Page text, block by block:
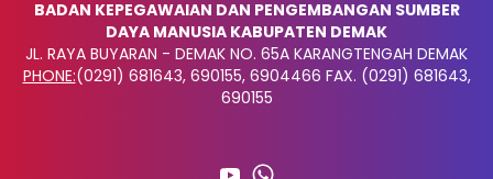
BADAN KEPEGAWAIAN DAN PENGEMBANGAN SUMBER
DAYA MANUSIA KABUPATEN DEMAK
JL. RAYA BUYARAN - DEMAK NO. 65A KARANGTENGAH DEMAK
PHONE:(0291) 681643, 690155, 6904466 FAX. (0291) 681643,
690155